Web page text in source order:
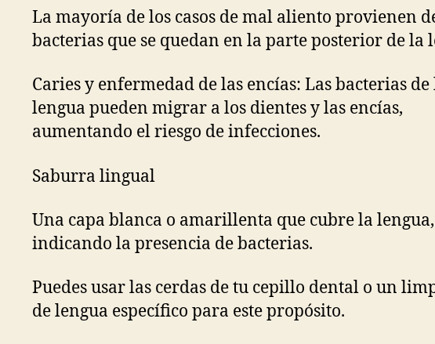
La mayoría de los casos de mal aliento provienen
bacterias que se quedan en la parte posterior de la
Caries y enfermedad de las encías: Las bacterias de
lengua pueden migrar a los dientes y las encías,
aumentando el riesgo de infecciones.
Saburra lingual
Una capa blanca o amarillenta que cubre la lengua,
indicando la presencia de bacterias.
Puedes usar las cerdas de tu cepillo dental o un
de lengua específico para este propósito.